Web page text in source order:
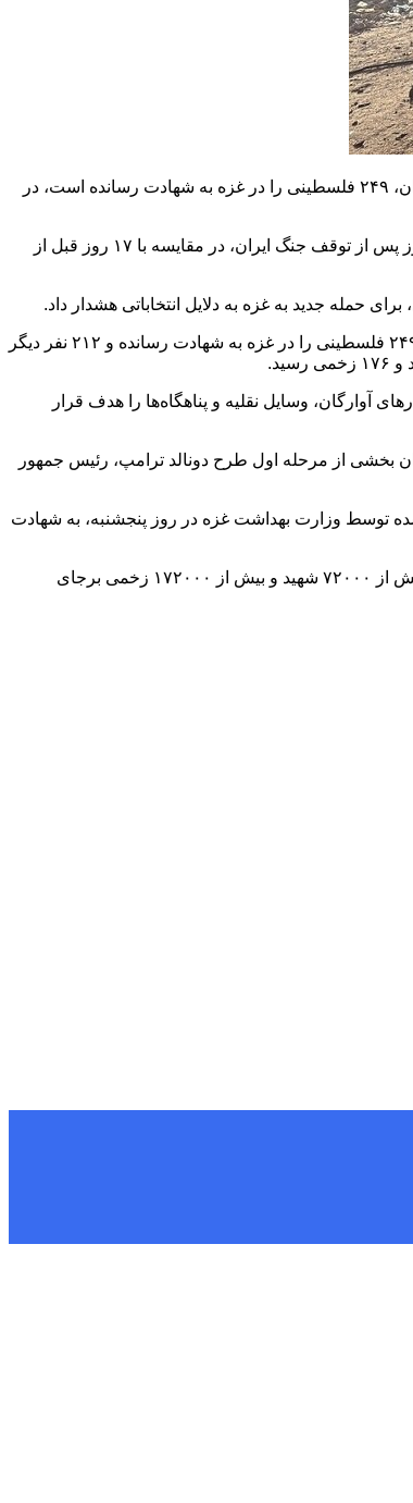
به گزارش خبرگزاری مهر به نقل از آمار خبرگزاری آناتولی، بر اساس آمار رسمی وزارت بهداشت غزه، رژیم اسرائیل در ۱۷ روز پس از توقف جنگ ایران، ۲۴۹ فلسطینی را در غزه به شهادت رسانده است، در
بر اساس این گزارش، آمار رسمی وزارت بهداشت غزه، نشان می‌دهد تعداد فلسطینی‌هایی که در حملات نظامی رژیم اسرائیل شهید شده اند، در ۱۷ روز پس از توقف جنگ ایران، در مقایسه با ۱۷ روز قبل از
حمله جدید به غزه به دلایل انتخاباتی هشدار داد.
بر اساس تحلیل خبرگزاری آناتولی از آمار وزارت بهداشت غزه، طی ۱۷ روز از ۸ آوریل، تاریخ پایان جنگ ایران، تا جمعه ۲۴ آوریل، ارتش رژیم اسرائیل ۲۴۹ فلسطینی را در غزه به شهادت رسانده و ۲۱۲ نفر دیگر
آوارگان، وسایل نقلیه و پناهگاه‌ها را هدف قرار
بخشی از مرحله اول طرح دونالد ترامپ، رئیس جمهور
بیانیه صادر شده توسط وزارت بهداشت غزه در روز پنجشنبه، به شهادت
این توافق پس از دو سال جنگ نسل‌کشی که اسرائیل در ۸ اکتبر ۲۰۲۳ با حمایت آمریکا آغاز کرد، حاصل شد. این جنگ به اشکال مختلف ادامه یافت و بیش از ۷۲۰۰۰ شهید و بیش از ۱۷۲۰۰۰ زخمی برجای